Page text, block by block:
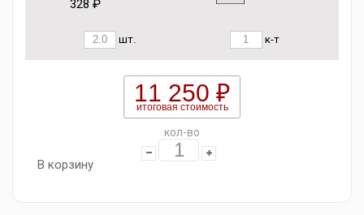
328 ₽
шт. к-т
11 250 ₽
итоговая стоимость
кол-во
В корзину